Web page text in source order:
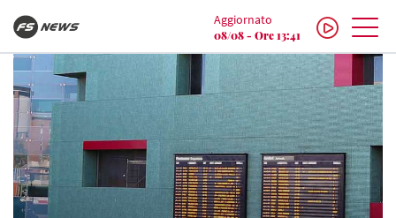
Aggiornato
08/08 - Ore 13:41